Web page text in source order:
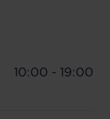
10:00 - 19:00